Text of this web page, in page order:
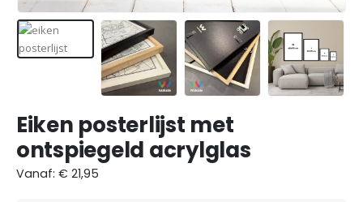
Eiken posterlijst met
ontspiegeld acrylglas
Vanaf: € 21,95